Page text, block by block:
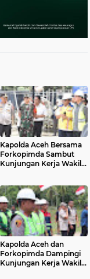
Kapolda Aceh Bersama
Forkopimda Sambut
Kunjungan Kerja Wakil
Kapolda Aceh dan
Forkopimda Dampingi
Kunjungan Kerja Wakil